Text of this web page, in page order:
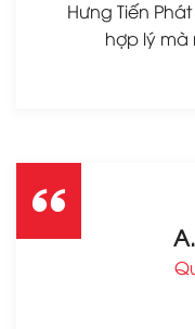
Hưng Tiến
hợp lý